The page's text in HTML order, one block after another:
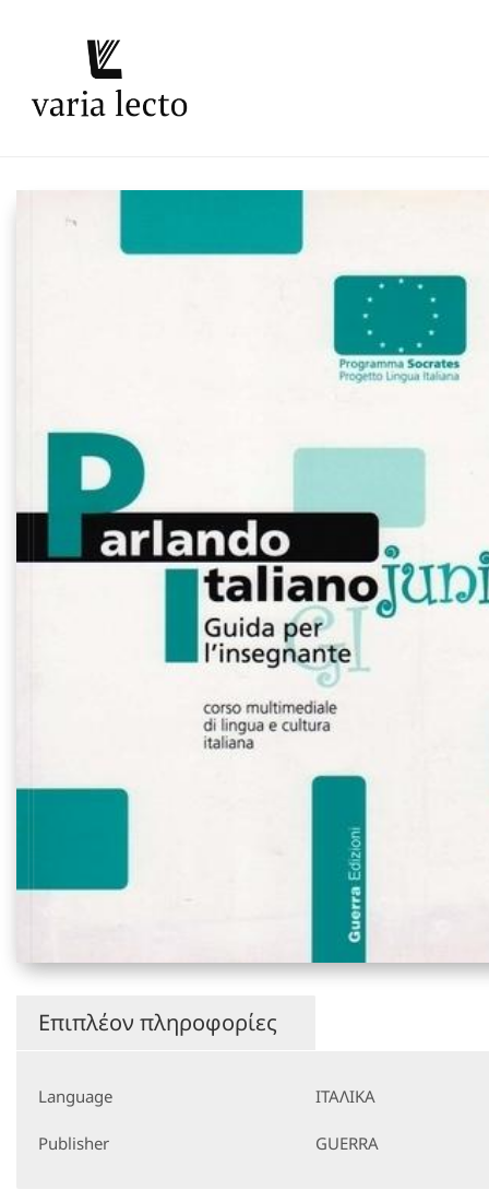
Επιπλέον πληροφορίες
Language ΙΤΑΛΙΚΑ
Publisher GUERRA